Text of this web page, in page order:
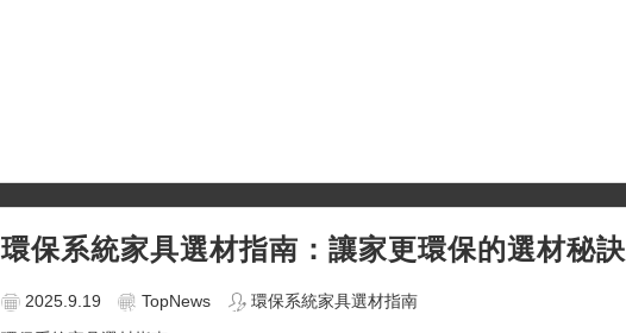
環保系統家具選材指南：讓家更環保的選材秘訣
2025.9.19 TopNews
環保系統家具選材指南